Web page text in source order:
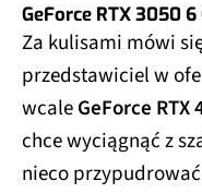
GeForce RTX 3050
Za kulisami mówi
przedstawiciel w
wcaleGeForce RTX
chce wyciągnąć z
nieco